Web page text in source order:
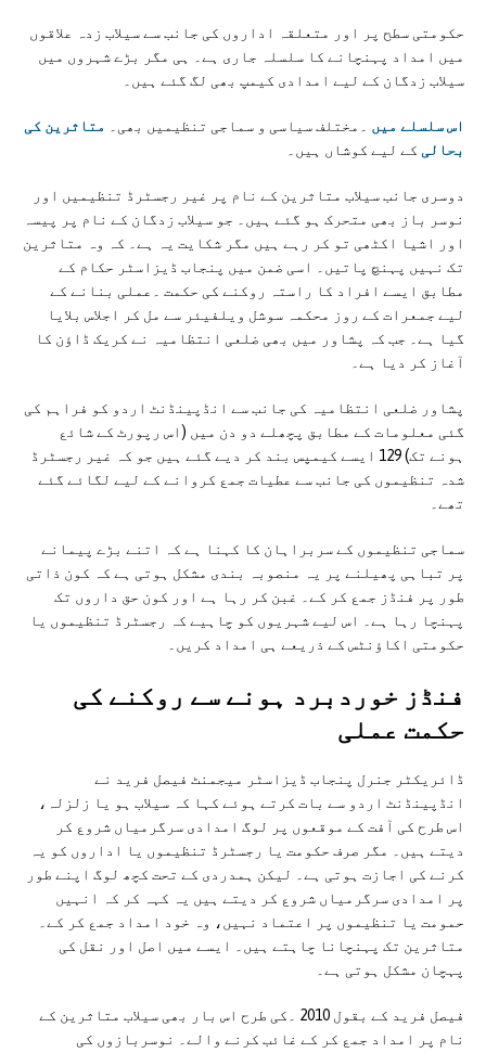
حکومتی سطح پر اور متعلقہ اداروں کی جانب سے سیلاب زدہ علاقوں
میں امداد پہنچانے کا سلسلہ جاری ہے۔ ہی مگر بڑے شہروں میں
سیلاب زدگان کے لیے امدادی کیمپ بھی لگ گئے ہیں۔
اس سلسلے میں ۔مختلف سیاسی و سماجی تنظیمیں بھی۔ متاثرین کی
بحالی کے لیے کوشاں ہیں۔
دوسری جانب سیلاب متاثرین کے نام پر غیر رجسٹرڈ تنظیمیں اور
نوسر باز بھی متحرک ہو گئے ہیں۔ جو سیلاب زدگان کے نام پر پیسہ
اور اشیا اکٹھی تو کر رہے ہیں مگر شکایت یہ ہے۔ کہ وہ متاثرین
تک نہیں پہنچ پاتیں۔ اسی ضمن میں پنجاب ڈیزاسٹر حکام کے
مطابق ایسے افراد کا راستہ روکنے کی حکمت ۔عملی بنانے کے
لیے جمعرات کے روز محکمہ سوشل ویلفیئر سے مل کر اجلاس بلایا
گیا ہے۔ جب کہ پشاور میں بھی ضلعی انتظامیہ نے کریک ڈاؤن کا
آغاز کر دیا ہے۔
پشاور ضلعی انتظامیہ کی جانب سے انڈپینڈنٹ اردو کو فراہم کی
گئی معلومات کے مطابق پچھلے دو دن میں (اس رپورٹ کے شائع
ہونے تک) 129 ایسے کیمپس بند کر دیے گئے ہیں جو کہ غیر رجسٹرڈ
شدہ تنظیموں کی جانب سے عطیات جمع کروانے کے لیے لگائے گئے
تھے۔
سماجی تنظیموں کے سربراہان کا کہنا ہے کہ اتنے بڑے پیمانے
پر تباہی پھیلنے پر یہ منصوبہ بندی مشکل ہوتی ہے کہ کون ذاتی
طور پر فنڈز جمع کر کے۔ غبن کر رہا ہے اور کون حق داروں تک
پہنچا رہا ہے۔ اس لیے شہریوں کو چاہیے کہ رجسٹرڈ تنظیموں یا
حکومتی اکاؤنٹس کے ذریعے ہی امداد کریں۔
فنڈز خوردبرد ہونے سے روکنے کی
حکمت عملی
ڈائریکٹر جنرل پنجاب ڈیزاسٹر میجمنٹ فیصل فرید نے
انڈپینڈنٹ اردو سے بات کرتے ہوئے کہا کہ سیلاب ہو یا زلزلہ،
اس طرح کی آفت کے موقعوں پر لوگ امدادی سرگرمیاں شروع کر
دیتے ہیں۔ مگر صرف حکومت یا رجسٹرڈ تنظیموں یا اداروں کو یہ
کرنے کی اجازت ہوتی ہے۔ لیکن ہمدردی کے تحت کچھ لوگ اپنے طور
پر امدادی سرگرمیاں شروع کر دیتے ہیں یہ کہہ کر کہ انہیں
حمومت یا تنظیموں پر اعتماد نہیں، وہ خود امداد جمع کر کے۔
متاثرین تک پہنچانا چاہتے ہیں۔ ایسے میں اصل اور نقل کی
پہچان مشکل ہوتی ہے۔
فیصل فرید کے بقول 2010 ۔کی طرح اس بار بھی سیلاب متاثرین کے
نام پر امداد جمع کر کے غائب کرنے والے۔ نوسربازوں کی